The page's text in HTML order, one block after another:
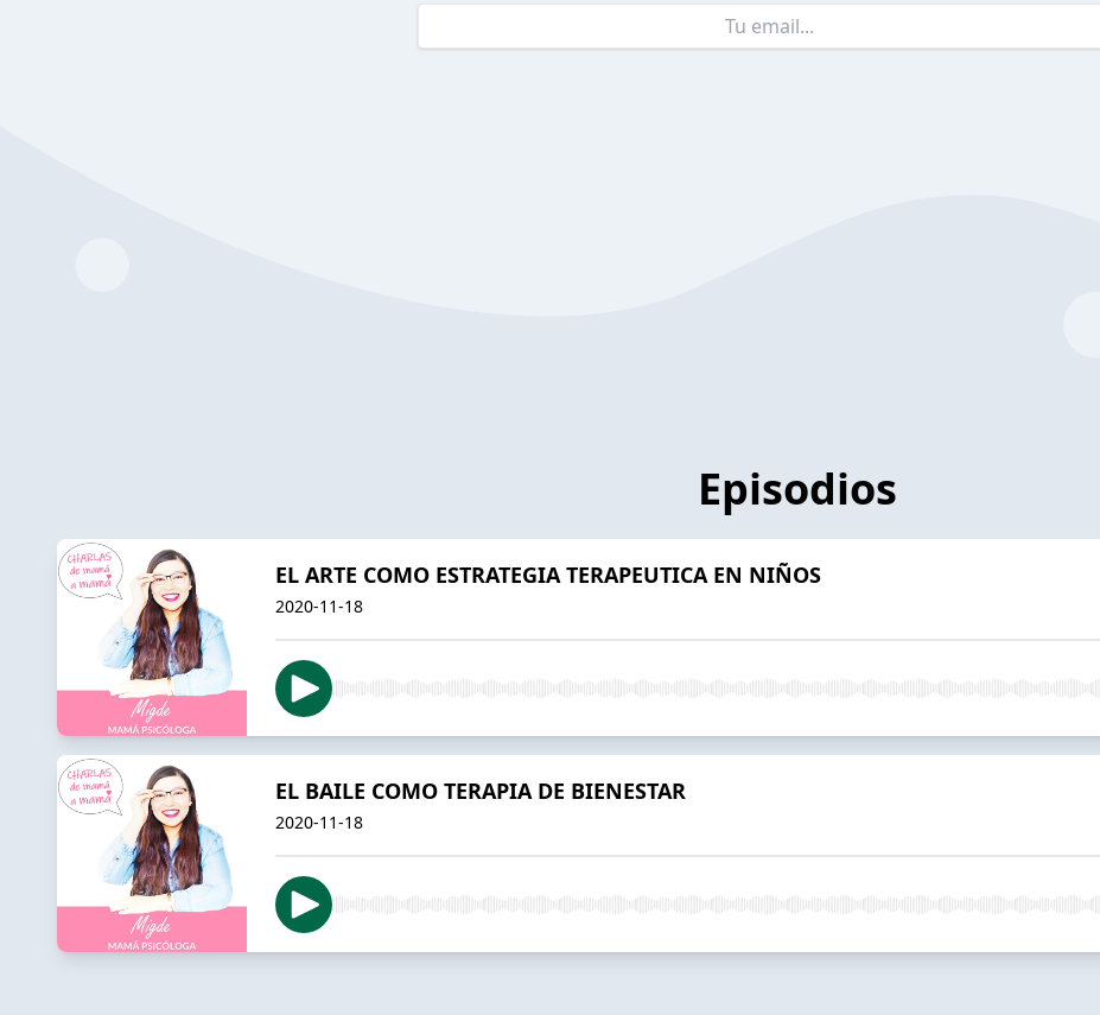
Episodios
EL ARTE COMO ESTRATEGIA TERAPEUTICA EN NIÑOS
2020-11-18
EL BAILE COMO TERAPIA DE BIENESTAR
2020-11-18